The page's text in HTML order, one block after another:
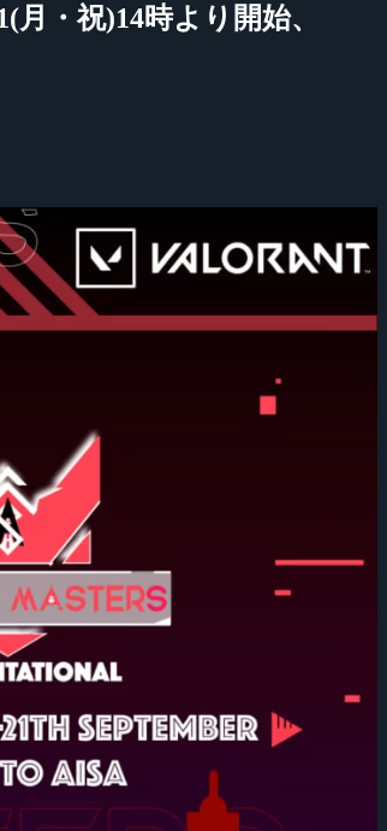
・祝)14時より開始、